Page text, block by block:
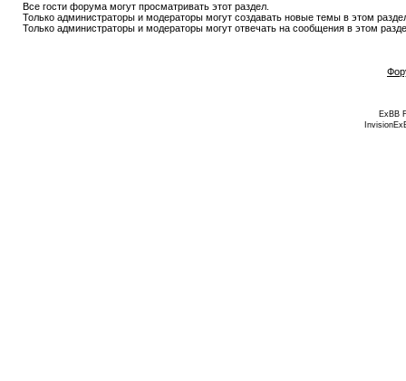
Все гости форума могут просматривать этот раздел.
Только администраторы и модераторы могут создавать новые темы в этом
Только администраторы и модераторы могут отвечать на сообщения в этом
ExBB